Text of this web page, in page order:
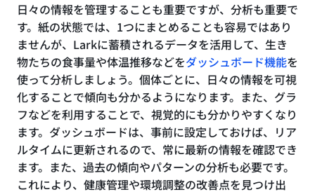
日々の情報を管理することも重要ですが、分析も重要で
す。紙の状態では、1つにまとめることも容易ではあり
ませんが、Larkに蓄積されるデータを活用して、生き
物たちの食事量や体温推移などをダッシュボード機能を
使って分析しましょう。個体ごとに、日々の情報を可視
化することで傾向も分かるようになります。また、グラ
フなどを利用することで、視覚的にも分かりやすくなり
ます。ダッシュボードは、事前に設定しておけば、リア
ルタイムに更新されるので、常に最新の情報を確認でき
ます。また、過去の傾向やパターンの分析も必要です。
これにより、健康管理や環境調整の改善点を見つけ出